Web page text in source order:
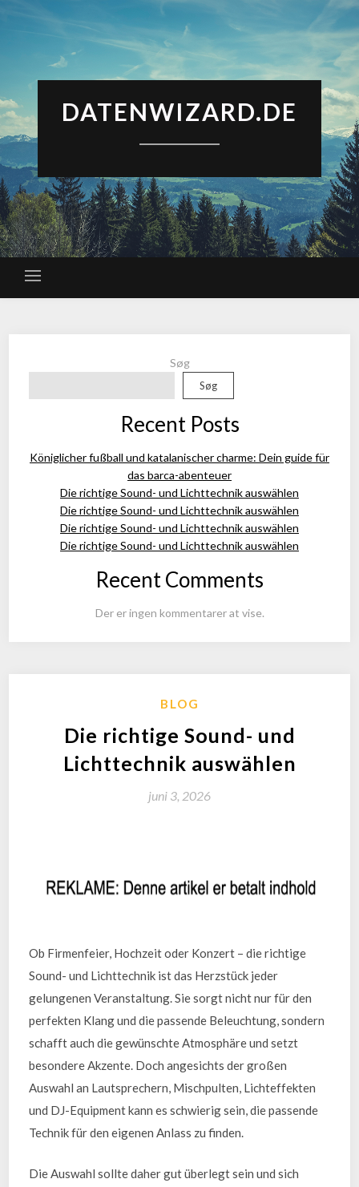
DATENWIZARD.DE
Søg
Søg
Recent Posts
Königlicher fußball und katalanischer charme: Dein guide für
das barca-abenteuer
Die richtige Sound- und Lichttechnik auswählen
Die richtige Sound- und Lichttechnik auswählen
Die richtige Sound- und Lichttechnik auswählen
Die richtige Sound- und Lichttechnik auswählen
Recent Comments
Der er ingen kommentarer at vise.
BLOG
Die richtige Sound- und
Lichttechnik auswählen
juni 3, 2026
Ob Firmenfeier, Hochzeit oder Konzert – die richtige
Sound- und Lichttechnik ist das Herzstück jeder
gelungenen Veranstaltung. Sie sorgt nicht nur für den
perfekten Klang und die passende Beleuchtung, sondern
schafft auch die gewünschte Atmosphäre und setzt
besondere Akzente. Doch angesichts der großen
Auswahl an Lautsprechern, Mischpulten, Lichteffekten
und DJ-Equipment kann es schwierig sein, die passende
Technik für den eigenen Anlass zu finden.
Die Auswahl sollte daher gut überlegt sein und sich